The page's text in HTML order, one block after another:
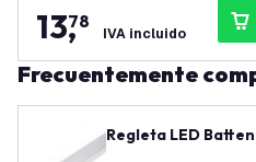
13,
78
IVA incluido
Frecuentemente
Regleta LED
D Samsung - 15W